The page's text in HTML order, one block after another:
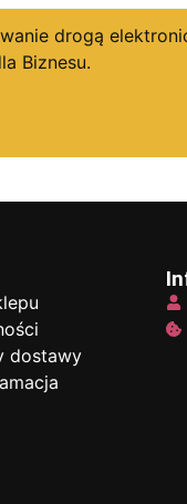
drogą
Biznesu.
dostawy